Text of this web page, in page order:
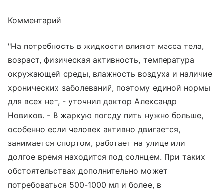
Комментарий
"На потребность в жидкости влияют масса тела,
возраст, физическая активность, температура
окружающей среды, влажность воздуха и наличие
хронических заболеваний, поэтому единой нормы
для всех нет, - уточнил доктор Александр
Новиков. - В жаркую погоду пить нужно больше,
особенно если человек активно двигается,
занимается спортом, работает на улице или
долгое время находится под солнцем. При таких
обстоятельствах дополнительно может
потребоваться 500-1000 мл и более, в